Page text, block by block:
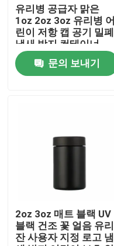
우리에 대하여
공장 여행
글라스 정광 병
유리병 공급자 맑은
1oz 2oz 3oz 유리병 어
린이 저항 캡 공기 밀폐
냄새 방지 컨테이너
문의 보내기
2oz 3oz 매트 블랙 UV
블랙 건조 꽃 얼음 유리
잔 사용자 지정 로고 냄